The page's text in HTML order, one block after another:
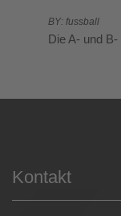
BY: fussball
Die A- und
Kontakt